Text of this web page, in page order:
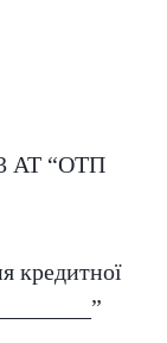
АТ “ОТП
кредитної